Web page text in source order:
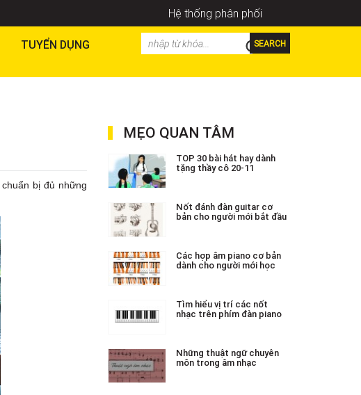
Hệ thống phân phối
TUYỂN DỤNG SEARCH
bị đủ những
MẸO QUAN TÂM
TOP 30 bài hát hay dành
tặng thầy cô 20-11
Nốt đánh đàn guitar cơ
bản cho người mới bắt đầu
Các hợp âm piano cơ bản
dành cho người mới học
Tìm hiểu vị trí các nốt
nhạc trên phím đàn piano
Những thuật ngữ chuyên
môn trong âm nhạc